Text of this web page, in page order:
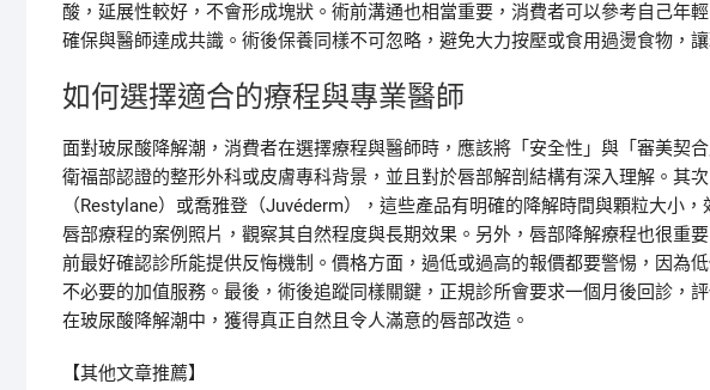
酸，延展性較好，不會形成塊狀。術前溝通也相當重要，消費者可以參考自己年
確保與醫師達成共識。術後保養同樣不可忽略，避免大力按壓或食用過燙食物，
如何選擇適合的療程與專業醫師
面對玻尿酸降解潮，消費者在選擇療程與醫師時，應該將「安全性」與「審美契
衛福部認證的整形外科或皮膚專科背景，並且對於唇部解剖結構有深入理解。其
（Restylane）或喬雅登（Juvéderm），這些產品有明確的降解時間與顆粒大小
唇部療程的案例照片，觀察其自然程度與長期效果。另外，唇部降解療程也很重
前最好確認診所能提供反悔機制。價格方面，過低或過高的報價都要警惕，因為
不必要的加值服務。最後，術後追蹤同樣關鍵，正規診所會要求一個月後回診，
在玻尿酸降解潮中，獲得真正自然且令人滿意的唇部改造。
【其他文章推薦】